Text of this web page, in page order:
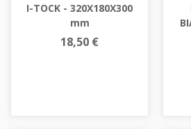
I-TOCK - 320X180X300
mm
18,50 €